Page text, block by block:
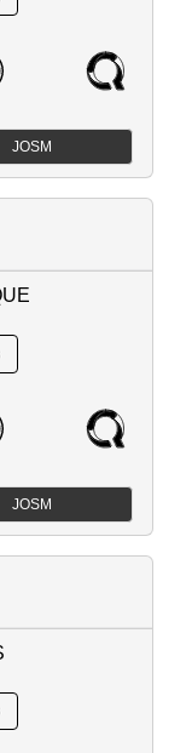
JOSM
JOSM